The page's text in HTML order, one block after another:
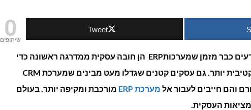
0
שיתופים
Tweet
כבר מזמן שמערכותERP הן חובה עסקית ממדרגה ראשונה כדי
יותר. גם עסקים קטנים שגדלו מעט מבינים שמערכת CRM
והם חייבים לעבור אל מערכת ERP מורכבת ומקיפה יותר. בעולם
העסקית.